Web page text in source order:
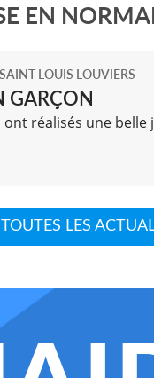
EN
LOUIS LOUVIERS
GARÇON
réalisés une
LES